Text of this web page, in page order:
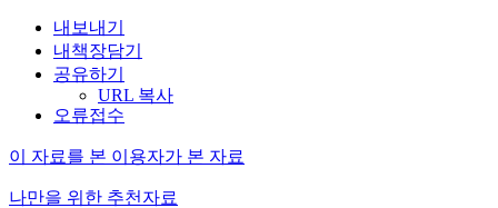
내보내기
내책장담기
공유하기
URL 복사
오류접수
이 자료를 본 이용자가 본 자료
나만을 위한 추천자료